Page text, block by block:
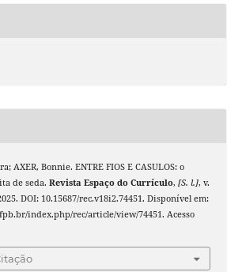
AXER, Bonnie. ENTRE FIOS E CASULOS: o
de seda. Revista Espaço do Currículo, [S. l.], v.
DOI: 10.15687/rec.v18i2.74451. Disponível em:
index.php/rec/article/view/74451. Acesso